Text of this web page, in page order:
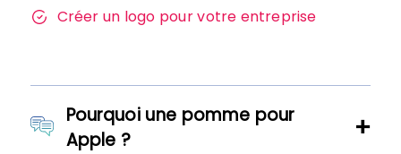
Créer un logo pour votre entreprise
Pourquoi une pomme pour
Apple ?